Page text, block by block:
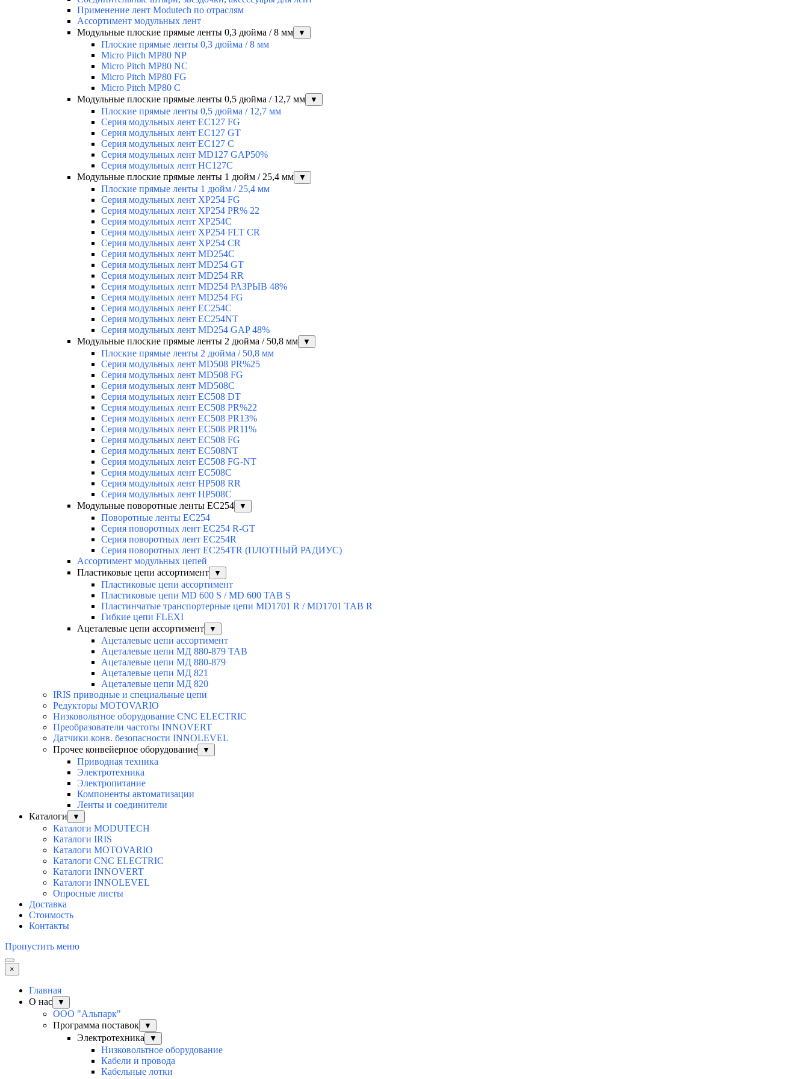
Применение лент Modutech по отраслям
Ассортимент модульных лент
Модульные плоские прямые ленты 0,3 дюйма / 8 мм
▼
Плоские прямые ленты 0,3 дюйма / 8 мм
Micro Pitch MP80 NP
Micro Pitch MP80 NС
Micro Pitch MP80 FG
Micro Pitch MP80 С
Модульные плоские прямые ленты 0,5 дюйма / 12,7 мм
▼
Плоские прямые ленты 0,5 дюйма / 12,7 мм
Серия модульных лент EC127 FG
Серия модульных лент EC127 GT
Серия модульных лент EC127 С
Серия модульных лент MD127 GAP50%
Серия модульных лент HC127C
Модульные плоские прямые ленты 1 дюйм / 25,4 мм
▼
Плоские прямые ленты 1 дюйм / 25,4 мм
Серия модульных лент XP254 FG
Серия модульных лент XP254 PR% 22
Серия модульных лент XP254C
Серия модульных лент XP254 FLT CR
Серия модульных лент XP254 CR
Серия модульных лент MD254C
Серия модульных лент MD254 GT
Серия модульных лент MD254 RR
Серия модульных лент MD254 РАЗРЫВ 48%
Серия модульных лент MD254 FG
Серия модульных лент EC254C
Серия модульных лент EC254NT
Серия модульных лент MD254 GAP 48%
Модульные плоские прямые ленты 2 дюйма / 50,8 мм
▼
Плоские прямые ленты 2 дюйма / 50,8 мм
Серия модульных лент MD508 PR%25
Серия модульных лент MD508 FG
Серия модульных лент MD508C
Серия модульных лент EC508 DT
Серия модульных лент EC508 PR%22
Серия модульных лент EC508 PR13%
Серия модульных лент EC508 PR11%
Серия модульных лент EC508 FG
Серия модульных лент EC508NT
Серия модульных лент EC508 FG-NT
Серия модульных лент EC508C
Серия модульных лент HP508 RR
Серия модульных лент HP508C
Модульные поворотные ленты EC254
▼
Поворотные ленты EC254
Серия поворотных лент EC254 R-GT
Серия поворотных лент EC254R
Серия поворотных лент EC254TR (ПЛОТНЫЙ РАДИУС)
Ассортимент модульных цепей
Пластиковые цепи ассортимент
▼
Пластиковые цепи ассортимент
Пластиковые цепи MD 600 S / MD 600 TAB S
Пластинчатые транспортерные цепи MD1701 R / MD1701 TAB R
Гибкие цепи FLEXI
Ацеталевые цепи ассортимент
▼
Ацеталевые цепи ассортимент
Ацеталевые цепи МД 880-879 ТАВ
Ацеталевые цепи МД 880-879
Ацеталевые цепи МД 821
Ацеталевые цепи МД 820
IRIS приводные и специальные цепи
Редукторы MOTOVARIO
Низковольтное оборудование CNC ELECTRIC
Преобразователи частоты INNOVERT
Датчики конв. безопасности INNOLEVEL
Прочее конвейерное оборудование
▼
Приводная техника
Электротехника
Электропитание
Компоненты автоматизации
Ленты и соединители
Каталоги
▼
Каталоги MODUTECH
Каталоги IRIS
Каталоги MOTOVARIO
Каталоги CNC ELECTRIC
Каталоги INNOVERT
Каталоги INNOLEVEL
Опросные листы
Доставка
Стоимость
Контакты
Пропустить меню
×
Главная
О нас
▼
ООО "Альпарк"
Программа поставок
▼
Электротехника ▼
Низковольтное оборудование
Кабели и провода
Кабельные лотки